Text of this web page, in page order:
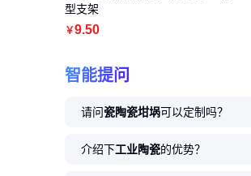
型支架
￥9.50
智能提问
请问瓷陶瓷坩埚可以定制吗？
介绍下工业陶瓷的优势？